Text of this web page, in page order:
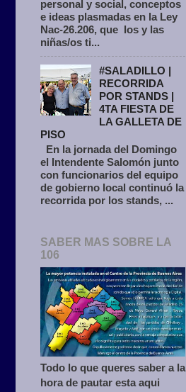
personal y social, conceptos
e ideas plasmadas en la Ley
Nac-26.206, que los y las
niñas/os ti...
#SALADILLO |
RECORRIDA
POR STANDS |
4TA FIESTA DE
LA GALLETA DE
PISO
En la jornada del Domingo
el Intendente Salomón junto
con funcionarios del equipo
de gobierno local continuó la
recorrida por los stands, ...
SABER MAS SOBRE LA
106
Todo lo que queres saber a la
hora de pautar esta aqui